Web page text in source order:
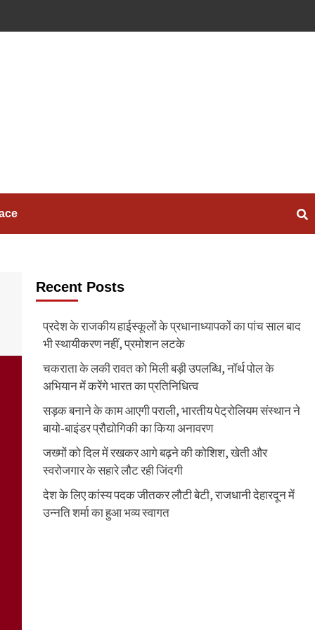
Recent Posts
प्रदेश के राजकीय हाईस्कूलों के प्रधानाध्यापकों का पांच साल बाद
भी स्थायीकरण नहीं, प्रमोशन लटके
चकराता के लकी रावत को मिली बड़ी उपलब्धि, नॉर्थ पोल के
अभियान में करेंगे भारत का प्रतिनिधित्व
सड़क बनाने के काम आएगी पराली, भारतीय पेट्रोलियम संस्थान ने
बायो-बाइंडर प्रौद्योगिकी का किया अनावरण
जख्मों को दिल में रखकर आगे बढ़ने की कोशिश, खेती और
स्वरोजगार के सहारे लौट रही जिंदगी
देश के लिए कांस्य पदक जीतकर लौटी बेटी, राजधानी देहारदून में
उन्नति शर्मा का हुआ भव्य स्वागत